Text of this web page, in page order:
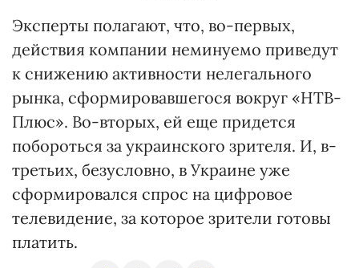
Эксперты полагают, что, во-первых,
действия компании неминуемо приведут
к снижению активности нелегального
рынка, сформировавшегося вокруг «НТВ-
Плюс». Во-вторых, ей еще придется
побороться за украинского зрителя. И, в-
третьих, безусловно, в Украине уже
сформировался спрос на цифровое
телевидение, за которое зрители готовы
платить.